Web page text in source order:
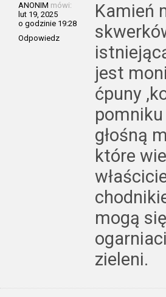
ANONIM mówi:
lut 19, 2025
o godzinie 19:28
Odpowiedz
Kamień
jest
ćpuny
głośną
które
mogą
zieleni.